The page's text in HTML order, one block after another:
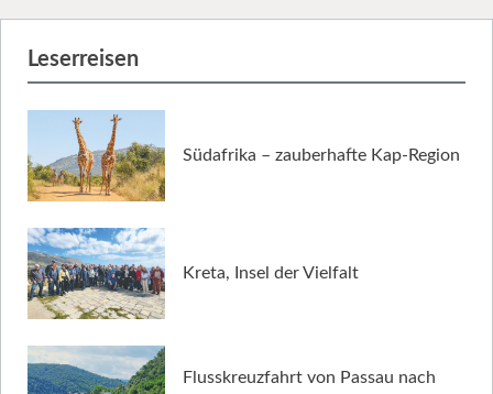
Leserreisen
Südafrika – zauberhafte Kap-Region
Kreta, Insel der Vielfalt
Flusskreuzfahrt von Passau nach